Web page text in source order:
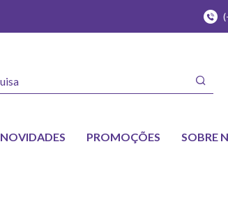
NOVIDADES PROMOÇÕES SOBRE